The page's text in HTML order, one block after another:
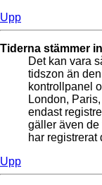
Upp
Tiderna stämmer
Det kan vara
tidszon än
kontrollpanel
London,
endast
gäller även de
har registrerat
Upp